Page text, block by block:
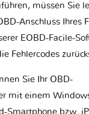
müssen Sie
Anschluss Ihres
EOBD-Facile-
Fehlercodes
Sie Ihr OBD-
mit einem
Smartphone bzw.